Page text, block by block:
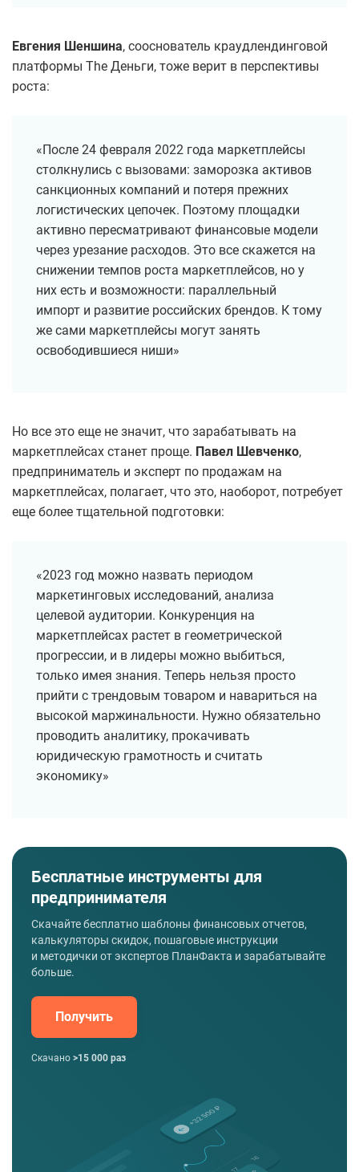
Евгения Шеншина, сооснователь краудлендинговой
платформы The Деньги, тоже верит в перспективы
роста:
«После 24 февраля 2022 года маркетплейсы
столкнулись с вызовами: заморозка активов
санкционных компаний и потеря прежних
логистических цепочек. Поэтому площадки
активно пересматривают финансовые модели
через урезание расходов. Это все скажется на
снижении темпов роста маркетплейсов, но у
них есть и возможности: параллельный
импорт и развитие российских брендов. К тому
же сами маркетплейсы могут занять
освободившиеся ниши»
Но все это еще не значит, что зарабатывать на
маркетплейсах станет проще. Павел Шевченко,
предприниматель и эксперт по продажам на
маркетплейсах, полагает, что это, наоборот, потребует
еще более тщательной подготовки:
«2023 год можно назвать периодом
маркетинговых исследований, анализа
целевой аудитории. Конкуренция на
маркетплейсах растет в геометрической
прогрессии, и в лидеры можно выбиться,
только имея знания. Теперь нельзя просто
прийти с трендовым товаром и навариться на
высокой маржинальности. Нужно обязательно
проводить аналитику, прокачивать
юридическую грамотность и считать
экономику»
Бесплатные инструменты для
предпринимателя
Скачайте бесплатно шаблоны финансовых отчетов,
калькуляторы скидок, пошаговые инструкции
и методички от экспертов ПланФакта и зарабатывайте
больше.
Получить
Скачано >15 000 раз